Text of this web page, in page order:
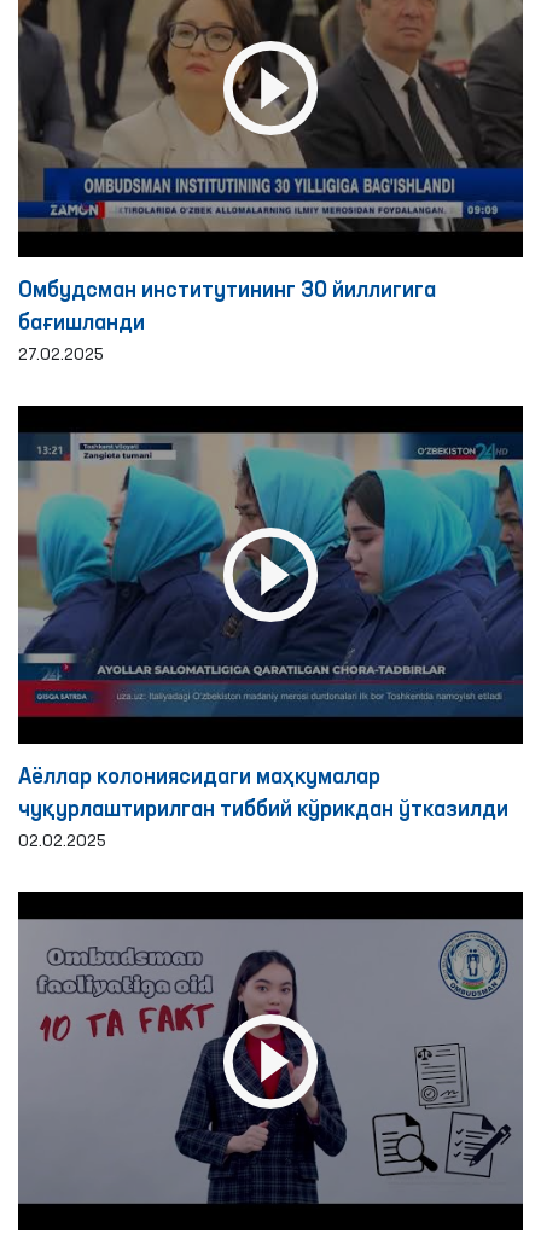
Омбудсман институтининг 30 йиллигига
бағишланди
27.02.2025
Аёллар колониясидаги маҳкумалар
чуқурлаштирилган тиббий кўрикдан ўтказилди
02.02.2025